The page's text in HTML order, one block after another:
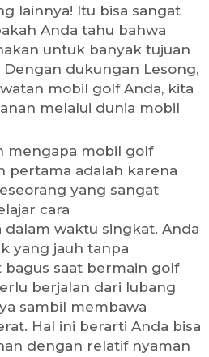
lainnya! Itu bisa sangat
Anda tahu bahwa
untuk banyak tujuan
dukungan Lesong,
mobil golf Anda, kita
melalui dunia mobil
mengapa mobil golf
pertama adalah karena
yang sangat
cara
waktu singkat. Anda
yang jauh tanpa
bagus saat bermain golf
berjalan dari lubang
sambil membawa
Hal ini berarti Anda bisa
dengan relatif nyaman